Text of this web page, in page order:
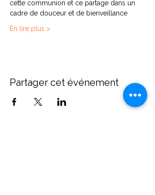
cette communion et ce partage dans un
cadre de douceur et de bienveillance
En lire plus >
Partager cet événement